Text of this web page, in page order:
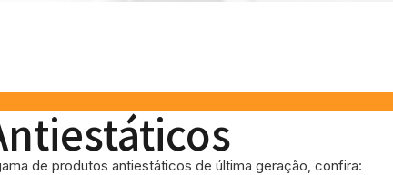
de produtos antiestáticos de última geração, confira: